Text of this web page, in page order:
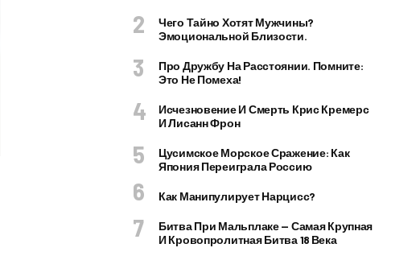
Чего Тайно Хотят Мужчины?
Эмоциональной Близости.
Про Дружбу На Расстоянии. Помните:
Это Не Помеха!
Исчезновение И Смерть Крис Кремерс
И Лисанн Фрон
Цусимское Морское Сражение: Как
Япония Переиграла Россию
Как Манипулирует Нарцисс?
Битва При Мальплаке — Самая Крупная
И Кровопролитная Битва 18 Века